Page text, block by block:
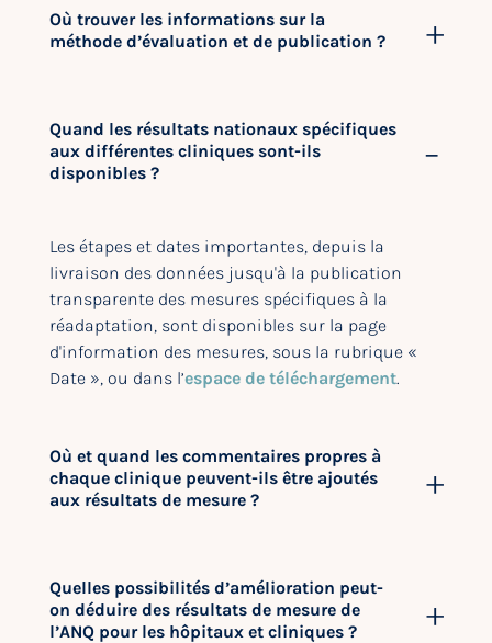
Où trouver les informations sur la
méthode d’évaluation et de publication ?
Quand les résultats nationaux spécifiques
aux différentes cliniques sont-ils
disponibles ?
Les étapes et dates importantes, depuis la
livraison des données jusqu'à la publication
transparente des mesures spécifiques à la
réadaptation, sont disponibles sur la page
d'information des mesures, sous la rubrique «
Date », ou dans l’espace de téléchargement.
Où et quand les commentaires propres à
chaque clinique peuvent-ils être ajoutés
aux résultats de mesure ?
Quelles possibilités d’amélioration peut-
on déduire des résultats de mesure de
l’ANQ pour les hôpitaux et cliniques ?